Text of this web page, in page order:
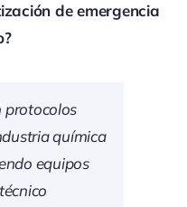
de emergencia
protocolos
química
equipos